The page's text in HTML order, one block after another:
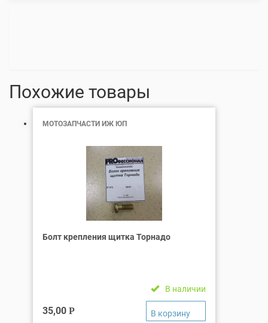
Похожие товары
МОТОЗАПЧАСТИ ИЖ ЮП
Болт крепления щитка Торнадо
В наличии
35,00 Р